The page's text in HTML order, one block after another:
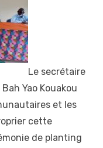
Le secrétaire
Yao Kouakou
et les
cette
de planting